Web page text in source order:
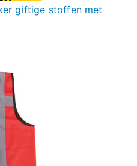
giftige stoffen met